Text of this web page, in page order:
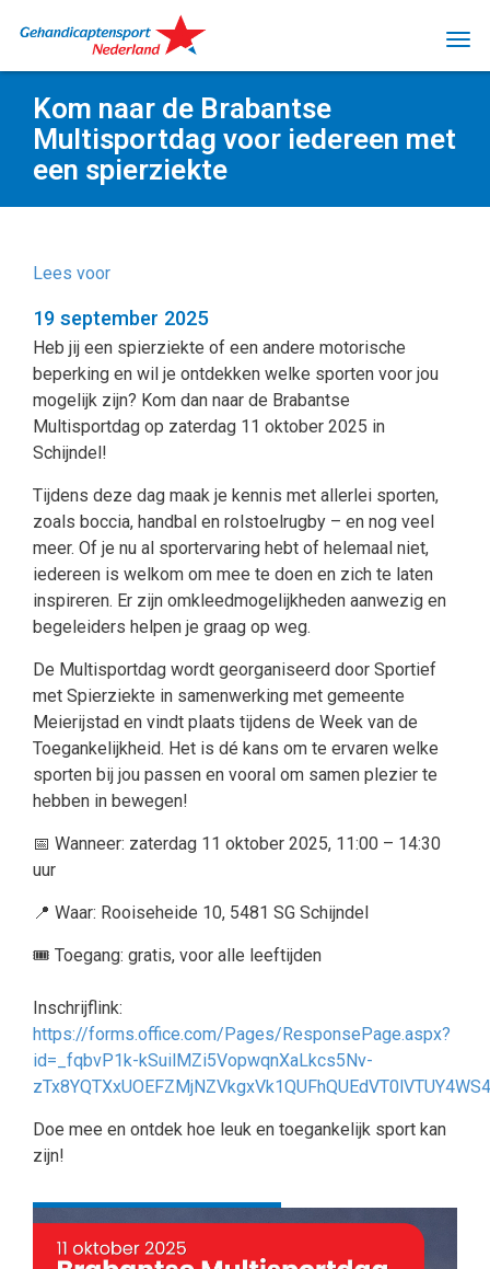
Kom naar de Brabantse
Multisportdag voor iedereen met
een spierziekte
Lees voor
19 september 2025
Heb jij een spierziekte of een andere motorische
beperking en wil je ontdekken welke sporten voor jou
mogelijk zijn? Kom dan naar de Brabantse
Multisportdag op zaterdag 11 oktober 2025 in
Schijndel!
Tijdens deze dag maak je kennis met allerlei sporten,
zoals boccia, handbal en rolstoelrugby – en nog veel
meer. Of je nu al sportervaring hebt of helemaal niet,
iedereen is welkom om mee te doen en zich te laten
inspireren. Er zijn omkleedmogelijkheden aanwezig en
begeleiders helpen je graag op weg.
De Multisportdag wordt georganiseerd door Sportief
met Spierziekte in samenwerking met gemeente
Meierijstad en vindt plaats tijdens de Week van de
Toegankelijkheid. Het is dé kans om te ervaren welke
sporten bij jou passen en vooral om samen plezier te
hebben in bewegen!
📅 Wanneer: zaterdag 11 oktober 2025, 11:00 – 14:30
uur
📍 Waar: Rooiseheide 10, 5481 SG Schijndel
🎟️ Toegang: gratis, voor alle leeftijden
Inschrijflink:
https://forms.office.com/Pages/ResponsePage.aspx?
id=_fqbvP1k-kSuilMZi5VopwqnXaLkcs5Nv-
Doe mee en ontdek hoe leuk en toegankelijk sport kan
zijn!
Terug naar overzicht